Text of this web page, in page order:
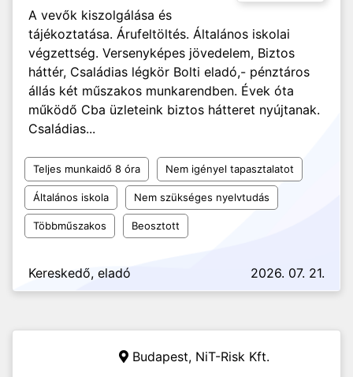
A vevők kiszolgálása és
tájékoztatása. Árufeltöltés. Általános iskolai
végzettség. Versenyképes jövedelem, Biztos
háttér, Családias légkör Bolti eladó,- pénztáros
állás két műszakos munkarendben. Évek óta
működő Cba üzleteink biztos hátteret nyújtanak.
Családias...
Teljes munkaidő 8 óra Nem igényel tapasztalatot
Általános iskola Nem szükséges nyelvtudás
Többműszakos Beosztott
Kereskedő, eladó 2026. 07. 21.
Budapest, NiT-Risk Kft.